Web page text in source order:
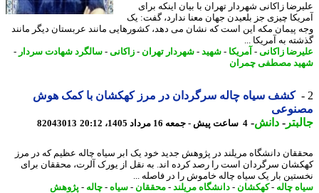
زاکانی شهردار تهران با بیان اینکه برای
چیزی جز بلعیدن جهان معنا ندارد، گفت: یک
پیمان مکه این است که نشان می دهد، کشورهایی مانند عربستان دیگر مانند
به آمریکا ...
زاکانی-آمریکا- شهید-شهردار تهران- زاکانی-سالگرد شهادت سردار-
مصطفی چمران
کشف سیاه چاله سرگردان در مرز کهکشان با کمک هوش
-دانش -4 ساعت پیش - جمعه 16 مرداد 1405، 20:12 82043013
دانشگاه مریلند در پژوهش جدید خود یک ابر سیاه چاله عظیم که در مرز
سرگردان است را رصد کرده اند. به نقل از یورک آلرت، محققان برای
بار یک سیاه چاله خاموش را در فاصله ...
چاله -کهکشان-دانشگاه مریلند-محققان-سیاه-چاله -پژوهش